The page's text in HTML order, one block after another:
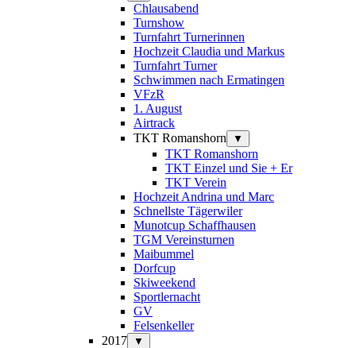
Chlausabend
Turnshow
Turnfahrt Turnerinnen
Hochzeit Claudia und Markus
Turnfahrt Turner
Schwimmen nach Ermatingen
VFzR
1. August
Airtrack
TKT Romanshorn
▼
TKT Romanshorn
TKT Einzel und Sie + Er
TKT Verein
Hochzeit Andrina und Marc
Schnellste Tägerwiler
Munotcup Schaffhausen
TGM Vereinsturnen
Maibummel
Dorfcup
Skiweekend
Sportlernacht
GV
Felsenkeller
2017
▼